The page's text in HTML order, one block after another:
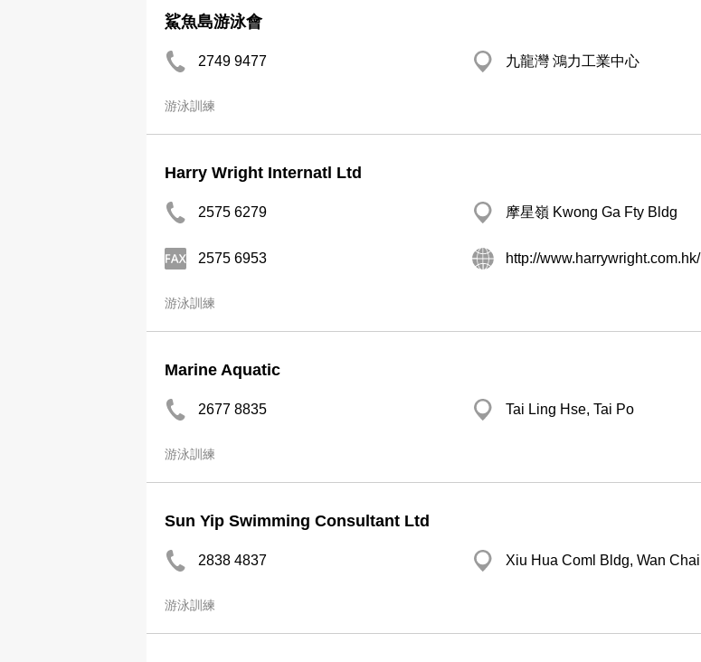
鯊魚島游泳會
2749 9477 九龍灣 鴻力工業中心
游泳訓練
Harry Wright Internatl Ltd
2575 6279 摩星嶺 Kwong Ga Fty Bldg
2575 6953 http://www.harrywright.com.hk/
游泳訓練
Marine Aquatic
2677 8835 Tai Ling Hse, Tai Po
游泳訓練
Sun Yip Swimming Consultant Ltd
2838 4837 Xiu Hua Coml Bldg, Wan Chai
游泳訓練